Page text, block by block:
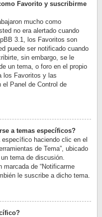
Favorito y suscribirme
mucho como
no era alertado cuando
3.1, los Favoritos son
puede ser notificado cuando
sin embargo, se le
un tema, o foro en el propio
los Favoritos y las
el Panel de Control de
a temas específicos?
haciendo clic en el
de Tema”, ubicado
tema de discusión.
marcada de “Notificarme
le suscribe a dicho tema.